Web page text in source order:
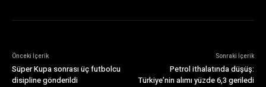
Önceki İçerik
Süper Kupa sonrası üç futbolcu
disipline gönderildi
Sonraki İçerik
Petrol ithalatında düşüş:
Türkiye’nin alımı yüzde 6,3 geriledi